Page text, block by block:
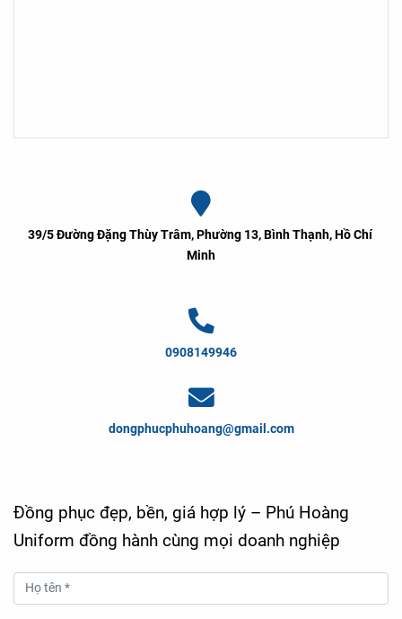
39/5 Đường Đặng Thùy Trâm, Phường 13, Bình Thạnh, Hồ Chí
Minh
0908149946
dongphucphuhoang@gmail.com
Đồng phục đẹp, bền, giá hợp lý – Phú Hoàng
Uniform đồng hành cùng mọi doanh nghiệp